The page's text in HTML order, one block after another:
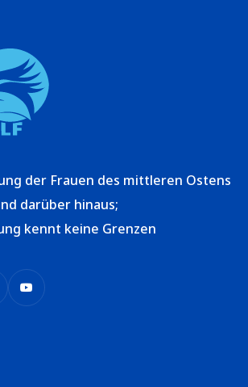
der Frauen des mittleren Ostens
darüber hinaus;
kennt keine Grenzen